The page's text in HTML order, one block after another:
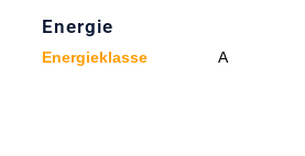
Energie
Energieklasse A